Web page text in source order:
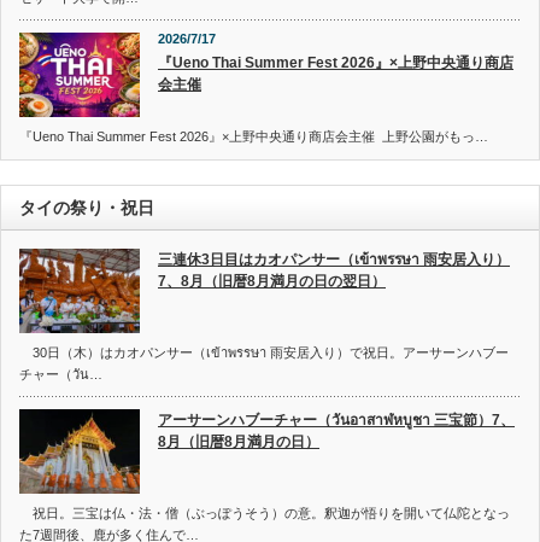
2026/7/17
『Ueno Thai Summer Fest 2026』×上野中央通り商店
会主催
『Ueno Thai Summer Fest 2026』×上野中央通り商店会主催 上野公園がもっ…
タイの祭り・祝日
三連休3日目はカオパンサー（เข้าพรรษา 雨安居入り）
7、8月（旧暦8月満月の日の翌日）
30日（木）はカオパンサー（เข้าพรรษา 雨安居入り）で祝日。アーサーンハブー
チャー（วัน…
アーサーンハブーチャー（วันอาสาฬหบูชา 三宝節）7、
8月（旧暦8月満月の日）
祝日。三宝は仏・法・僧（ぶっぽうそう）の意。釈迦が悟りを開いて仏陀となっ
た7週間後、鹿が多く住んで…